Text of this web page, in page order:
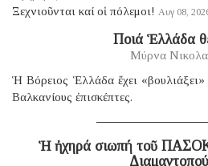
Ξεχνιοῦνται καί οἱ πόλεμοι! Αυγ 08,
Ποιά Ἑλλάδα
Μύρνα
Ἡ Βόρειος Ἑλλάδα ἔχει «βουλιάξει»
Βαλκανίους ἐπισκέπτες.
Ἡ ἠχηρά σιωπή τοῦ ΠΑΣΟΚ